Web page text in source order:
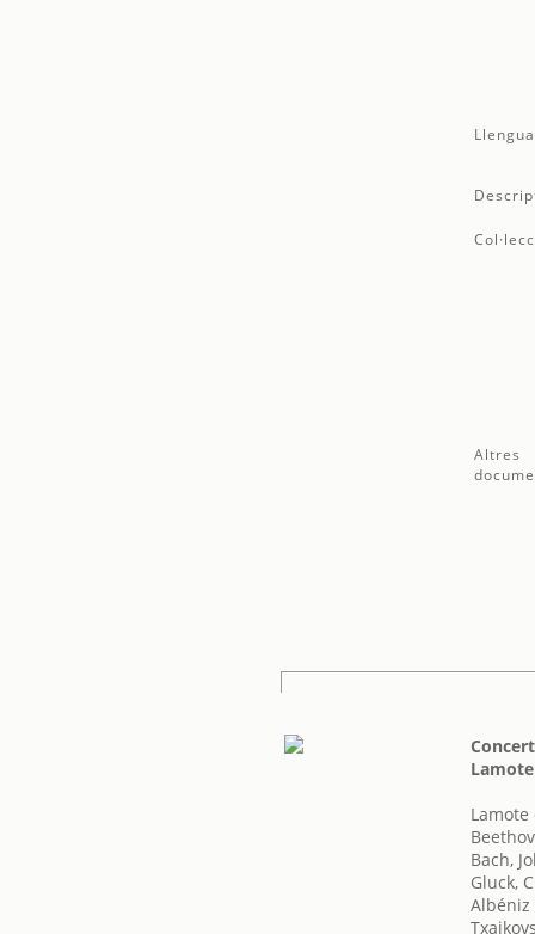
Altres
Lamote
Bach,
Gluck,
Albéniz